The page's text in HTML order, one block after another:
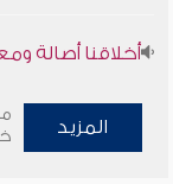
أخلاقنا أصالة
وأمنهم من خوف 9
المزيد